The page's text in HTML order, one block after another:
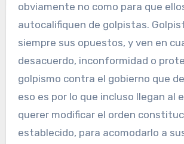
obviamente no como para que
autocalifiquen de golpistas.
siempre sus opuestos, y ven en
desacuerdo, inconformidad o
golpismo contra el gobierno que
eso es por lo que incluso llegan al
querer modificar el orden
establecido, para acomodarlo a